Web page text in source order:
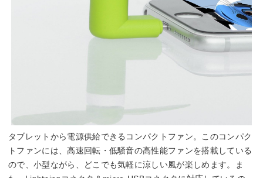
タブレットから電源供給できるコンパクトファン。このコンパク
トファンには、高速回転・低騒音の高性能ファンを搭載している
ので、小型ながら、どこでも気軽に涼しい風が楽しめます。ま